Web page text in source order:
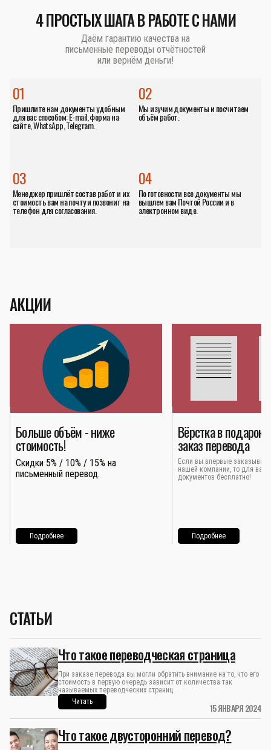
4 ПРОСТЫХ ШАГА В РАБОТЕ С НАМИ
Даём гарантию качества на
письменные переводы отчётностей
или вернём деньги!
01
Пришлите нам документы удобным
для вас способом: E-mail, форма на
сайте, WhatsApp, Telegram.
02
Мы изучим документы и посчитаем
объём работ.
04
По готовности все документы мы
вышлем вам Почтой России и в
электронном виде.
03
Менеджер пришлёт состав работ и их
стоимость вам на почту и позвонит на
телефон для согласования.
АКЦИИ
Больше объём - ниже
стоимость!
Скидки 5% / 10% / 15% на
письменный перевод.
Подробнее
Вёрстка в подарок
заказ перевода
Если вы впервые
нашей компании, то для вас
документов бесплатно!
Подробнее
СТАТЬИ
15 ЯНВАРЯ 2024
Что такое переводческая страница
При заказе перевода вы могли обратить внимание на то, что его
стоимость в первую очередь зависит от количества так
называемых переводческих страниц.
Читать
Что такое двусторонний перевод?